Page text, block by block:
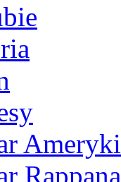
Ameryki
Rappana